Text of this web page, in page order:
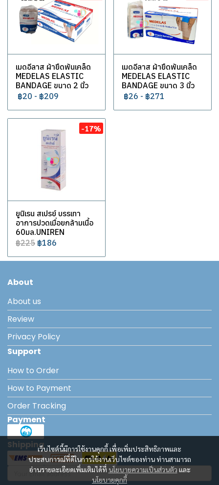
เมดอีลาส ผ้ายืดพันเคล็ด
MEDELAS ELASTIC
BANDAGE ขนาด 2 นิ้ว
฿20 - ฿209
เมดอีลาส ผ้ายืดพันเคล็ด
MEDELAS ELASTIC
BANDAGE ขนาด 3 นิ้ว
฿26 - ฿271
-17%
ยูนิเรน สเปรย์ บรรเทา
อาการปวดเมื่อยกล้ามเนื้อ
60มล.UNIREN
฿225 ฿186
เว็บไซต์นี้มีการใช้งานคุกกี้ เพื่อเพิ่มประสิทธิภาพและ
ประสบการณ์ที่ดีในการใช้งานเว็บไซต์ของท่าน ท่านสามารถ
อ่านรายละเอียดเพิ่มเติมได้ที่ นโยบายความเป็นส่วนตัว และ
นโยบายคุกกี้
About
About us
Review
Privacy Policy
Support
How to Order
How to Payment
Order Tracking
Payment
Shipping